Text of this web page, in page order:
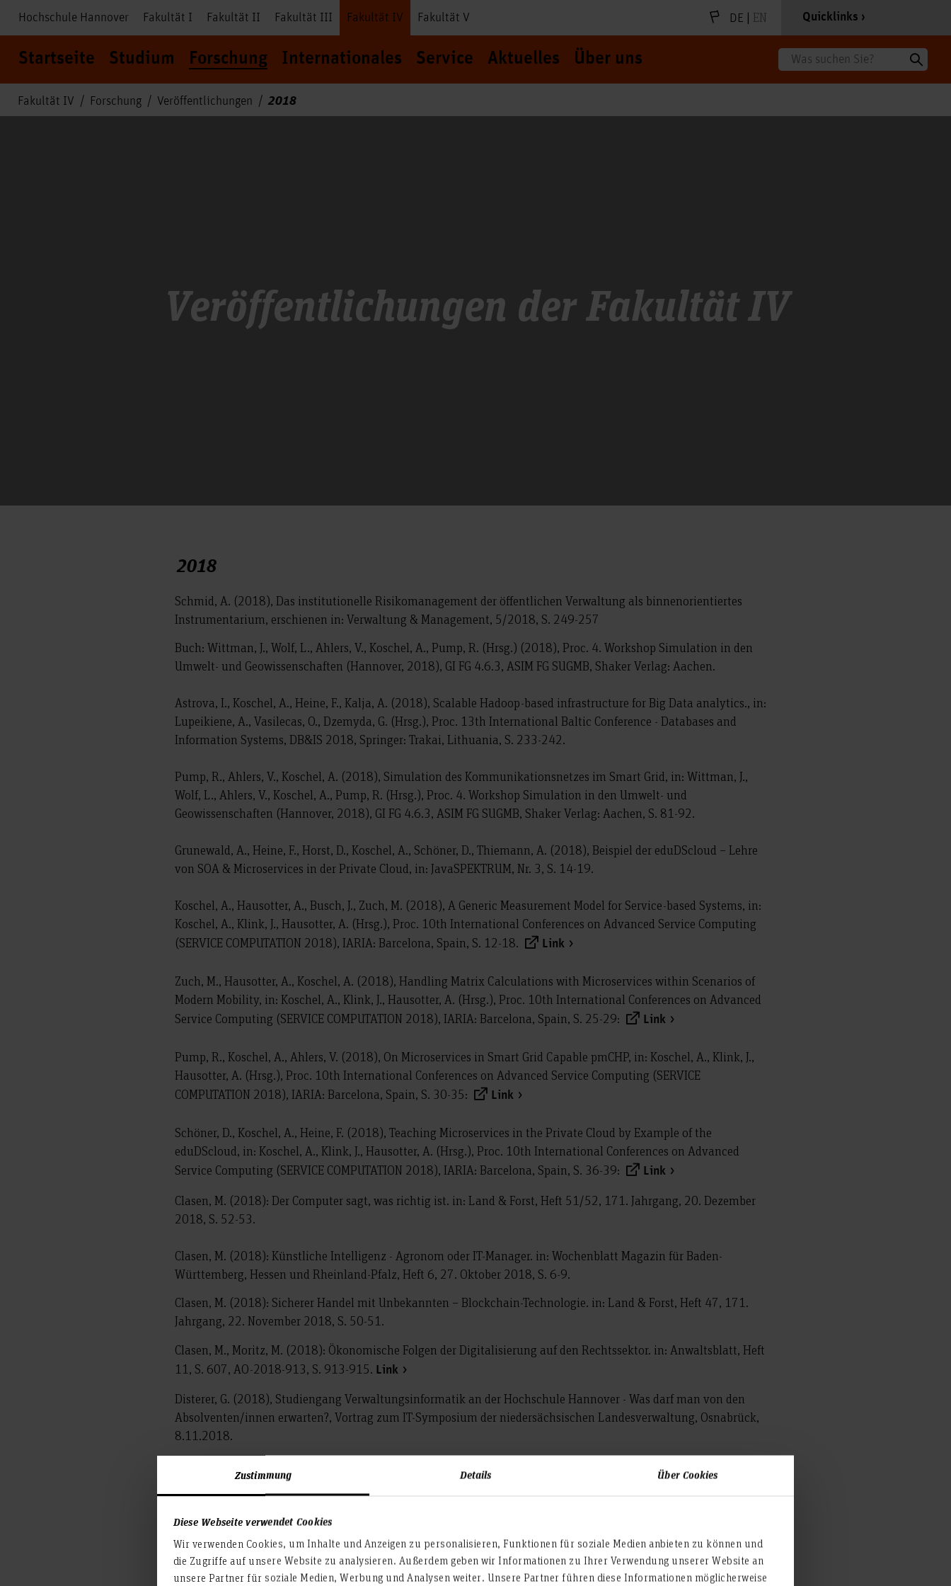
Zustimmung Details Über Cookies
Diese Webseite verwendet Cookies
Wir verwenden Cookies, um Inhalte und Anzeigen zu personalisieren, Funktionen für soziale Medien anbieten zu können und
die Zugriffe auf unsere Website zu analysieren. Außerdem geben wir Informationen zu Ihrer Verwendung unserer Website an
unsere Partner für soziale Medien, Werbung und Analysen weiter. Unsere Partner führen diese Informationen möglicherweise
Hochschule Hannover Fakultät I Fakultät II Fakultät III Fakultät IV Fakultät V DE | EN Quicklinks
Startseite Studium Forschung Internationales Service Aktuelles Über uns Suche
Fakultät IV Forschung Veröffentlichungen 2018
Veröffentlichungen der Fakultät IV
2018
Schmid, A. (2018), Das institutionelle Risikomanagement der öffentlichen Verwaltung als binnenorientiertes
Instrumentarium, erschienen in: Verwaltung & Management, 5/2018, S. 249-257
Buch: Wittman, J., Wolf, L., Ahlers, V., Koschel, A., Pump, R. (Hrsg.) (2018), Proc. 4. Workshop Simulation in den
Umwelt- und Geowissenschaften (Hannover, 2018), GI FG 4.6.3, ASIM FG SUGMB, Shaker Verlag: Aachen.
Astrova, I., Koschel, A., Heine, F., Kalja, A. (2018), Scalable Hadoop-based infrastructure for Big Data analytics., in:
Lupeikiene, A., Vasilecas, O., Dzemyda, G. (Hrsg.), Proc. 13th International Baltic Conference - Databases and
Information Systems, DB&IS 2018, Springer: Trakai, Lithuania, S. 233-242.
Pump, R., Ahlers, V., Koschel, A. (2018), Simulation des Kommunikationsnetzes im Smart Grid, in: Wittman, J.,
Wolf, L., Ahlers, V., Koschel, A., Pump, R. (Hrsg.), Proc. 4. Workshop Simulation in den Umwelt- und
Geowissenschaften (Hannover, 2018), GI FG 4.6.3, ASIM FG SUGMB, Shaker Verlag: Aachen, S. 81-92.
Grunewald, A., Heine, F., Horst, D., Koschel, A., Schöner, D., Thiemann, A. (2018), Beispiel der eduDScloud – Lehre
von SOA & Microservices in der Private Cloud, in: JavaSPEKTRUM, Nr. 3, S. 14-19.
Koschel, A., Hausotter, A., Busch, J., Zuch, M. (2018), A Generic Measurement Model for Service-based Systems, in:
Koschel, A., Klink, J., Hausotter, A. (Hrsg.), Proc. 10th International Conferences on Advanced Service Computing
(SERVICE COMPUTATION 2018), IARIA: Barcelona, Spain, S. 12-18.
Link
Zuch, M., Hausotter, A., Koschel, A. (2018), Handling Matrix Calculations with Microservices within Scenarios of
Modern Mobility, in: Koschel, A., Klink, J., Hausotter, A. (Hrsg.), Proc. 10th International Conferences on Advanced
Service Computing (SERVICE COMPUTATION 2018), IARIA: Barcelona, Spain, S. 25-29:
Link
Pump, R., Koschel, A., Ahlers, V. (2018), On Microservices in Smart Grid Capable pmCHP, in: Koschel, A., Klink, J.,
Hausotter, A. (Hrsg.), Proc. 10th International Conferences on Advanced Service Computing (SERVICE
COMPUTATION 2018), IARIA: Barcelona, Spain, S. 30-35:
Link
Schöner, D., Koschel, A., Heine, F. (2018), Teaching Microservices in the Private Cloud by Example of the
eduDScloud, in: Koschel, A., Klink, J., Hausotter, A. (Hrsg.), Proc. 10th International Conferences on Advanced
Service Computing (SERVICE COMPUTATION 2018), IARIA: Barcelona, Spain, S. 36-39:
Link
Clasen, M. (2018): Der Computer sagt, was richtig ist. in: Land & Forst, Heft 51/52, 171. Jahrgang, 20. Dezember
2018, S. 52-53.
Clasen, M. (2018): Künstliche Intelligenz - Agronom oder IT-Manager. in: Wochenblatt Magazin für Baden-
Württemberg, Hessen und Rheinland-Pfalz, Heft 6, 27. Oktober 2018, S. 6-9.
Clasen, M. (2018): Sicherer Handel mit Unbekannten – Blockchain-Technologie. in: Land & Forst, Heft 47, 171.
Jahrgang, 22. November 2018, S. 50-51.
Clasen, M., Moritz, M. (2018): Ökonomische Folgen der Digitalisierung auf den Rechtssektor. in: Anwaltsblatt, Heft
11, S. 607, AO-2018-913, S. 913-915. Link
Disterer, G. (2018), Studiengang Verwaltungsinformatik an der Hochschule Hannover - Was darf man von den
Absolventen/innen erwarten?, Vortrag zum IT-Symposium der niedersächsischen Landesverwaltung, Osnabrück,
8.11.2018.
Sicht, in: Arbeitspapier Nr. 11/2018 aus der Fakultät IV – Wirtschaft und Informatik, Abteilung Betriebswirtschaft
der Hochschule Hannover.
Agendakonferenz "Gemeinsam zur Bioökonomie" am 29.06.2018 im Bundesministerium für Bildung und
Forschung (BMBF), S. 21,
Link Statements , Link zum Ergebnisbericht